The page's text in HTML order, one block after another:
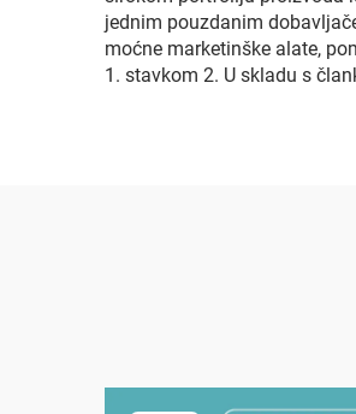
jednim pouzdanim
moćne marketinške alate,
1. stavkom 2. U skladu s